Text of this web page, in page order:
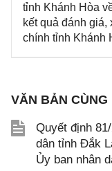
tỉnh Khánh Hòa
kết quả đánh giá,
chính tỉnh Khánh
VĂN BẢN CÙNG
Quyết định
dân tỉnh Đắk
Ủy ban nhân